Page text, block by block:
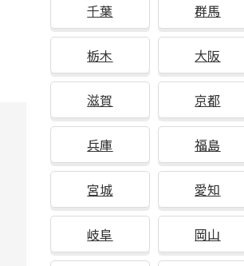
千葉 群馬
栃木 大阪
滋賀 京都
兵庫 福島
宮城 愛知
岐阜 岡山